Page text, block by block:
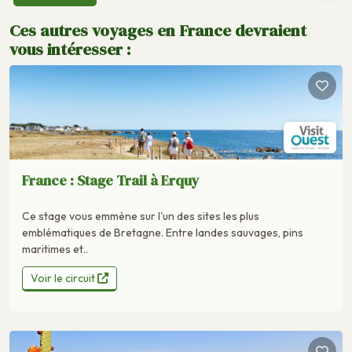
Ces autres voyages en France devraient
vous intéresser :
France : Stage Trail à Erquy
Ce stage vous emmène sur l'un des sites les plus
emblématiques de Bretagne. Entre landes sauvages, pins
maritimes et..
Voir le circuit